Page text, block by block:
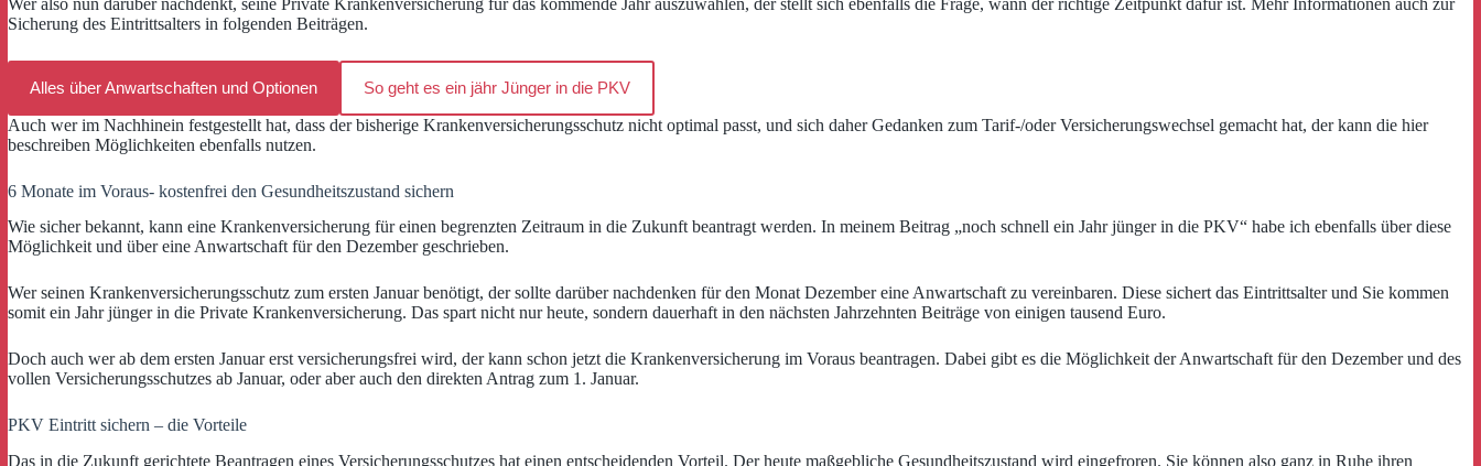
Sicherung des Eintrittsalters in folgenden Beiträgen.
Alles über Anwartschaften und Optionen
So geht es ein jähr Jünger in die PKV
Auch wer im Nachhinein festgestellt hat, dass der bisherige Krankenversicherungsschutz nicht optimal passt, und sich daher Gedanken zum Tarif-/oder Versicherungswechsel gemacht hat, der kann die hier
beschreiben Möglichkeiten ebenfalls nutzen.
6 Monate im Voraus- kostenfrei den Gesundheitszustand sichern
Wie sicher bekannt, kann eine Krankenversicherung für einen begrenzten Zeitraum in die Zukunft beantragt werden. In meinem Beitrag „noch schnell ein Jahr jünger in die PKV“ habe ich ebenfalls über diese
Möglichkeit und über eine Anwartschaft für den Dezember geschrieben.
Wer seinen Krankenversicherungsschutz zum ersten Januar benötigt, der sollte darüber nachdenken für den Monat Dezember eine Anwartschaft zu vereinbaren. Diese sichert das Eintrittsalter und Sie kommen
somit ein Jahr jünger in die Private Krankenversicherung. Das spart nicht nur heute, sondern dauerhaft in den nächsten Jahrzehnten Beiträge von einigen tausend Euro.
Doch auch wer ab dem ersten Januar erst versicherungsfrei wird, der kann schon jetzt die Krankenversicherung im Voraus beantragen. Dabei gibt es die Möglichkeit der Anwartschaft für den Dezember und des
vollen Versicherungsschutzes ab Januar, oder aber auch den direkten Antrag zum 1. Januar.
PKV Eintritt sichern – die Vorteile
Das in die Zukunft gerichtete Beantragen eines Versicherungsschutzes hat einen entscheidenden Vorteil. Der heute maßgebliche Gesundheitszustand wird eingefroren. Sie können also ganz in Ruhe ihren